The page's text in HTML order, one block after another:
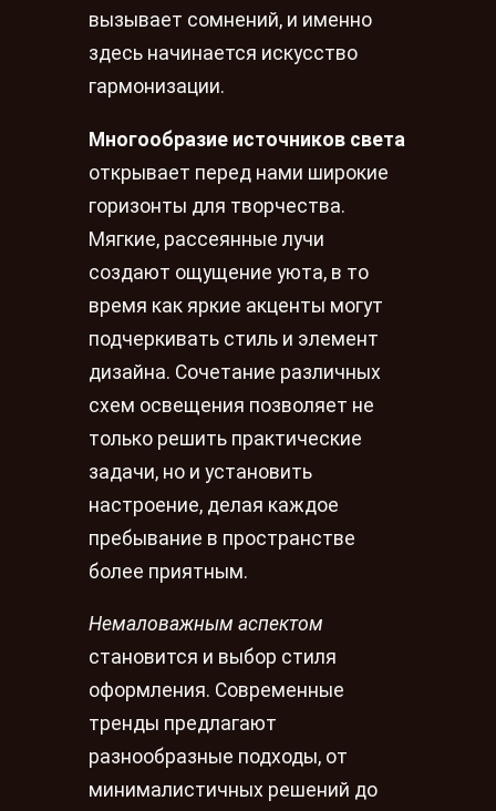
вызывает сомнений, и именно
здесь начинается искусство
гармонизации.
Многообразие источников света
открывает перед нами широкие
горизонты для творчества.
Мягкие, рассеянные лучи
создают ощущение уюта, в то
время как яркие акценты могут
подчеркивать стиль и элемент
дизайна. Сочетание различных
схем освещения позволяет не
только решить практические
задачи, но и установить
настроение, делая каждое
пребывание в пространстве
более приятным.
Немаловажным аспектом
становится и выбор стиля
оформления. Современные
тренды предлагают
разнообразные подходы, от
минималистичных решений до